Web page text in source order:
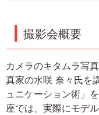
撮影会概要
カメラのキタムラ写
真家の水咲 奈々氏を
ュニケーション術」
座では、実際にモデ